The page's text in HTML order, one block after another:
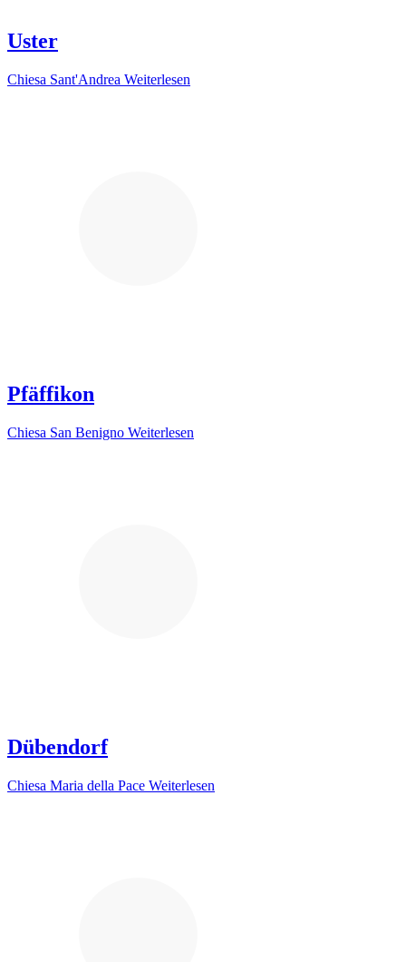
Uster
Chiesa Sant'Andrea Weiterlesen
Pfäffikon
Chiesa San Benigno Weiterlesen
Dübendorf
Chiesa Maria della Pace Weiterlesen